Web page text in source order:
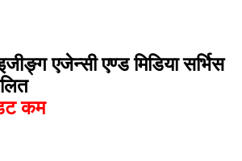
एजेन्सी एण्ड मिडिया सर्भिस
कम